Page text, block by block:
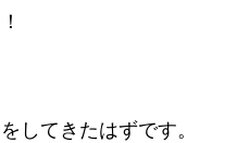
してきたはずです。